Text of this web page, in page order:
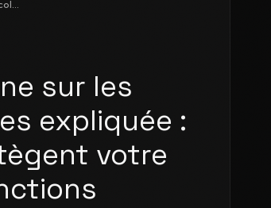
sur les
expliquée :
votre